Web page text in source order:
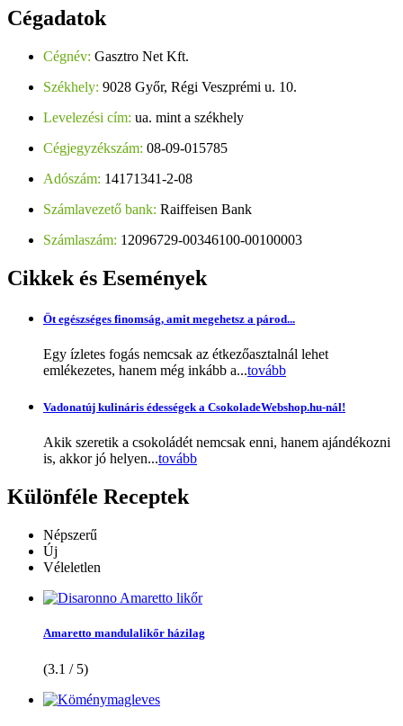
Cégadatok
Cégnév: Gasztro Net Kft.
Székhely: 9028 Győr, Régi Veszprémi u. 10.
Levelezési cím: ua. mint a székhely
Cégjegyzékszám: 08-09-015785
Adószám: 14171341-2-08
Számlavezető bank: Raiffeisen Bank
Számlaszám: 12096729-00346100-00100003
Cikkek és Események
Öt egészséges finomság, amit megehetsz a párod...
Egy ízletes fogás nemcsak az étkezőasztalnál lehet
emlékezetes, hanem még inkább a...tovább
Vadonatúj kulináris édességek a CsokoladeWebshop.hu-nál!
Akik szeretik a csokoládét nemcsak enni, hanem ajándékozni
is, akkor jó helyen...tovább
Különféle Receptek
Népszerű
Új
Véleletlen
Amaretto mandulalikőr házilag
(3.1 / 5)